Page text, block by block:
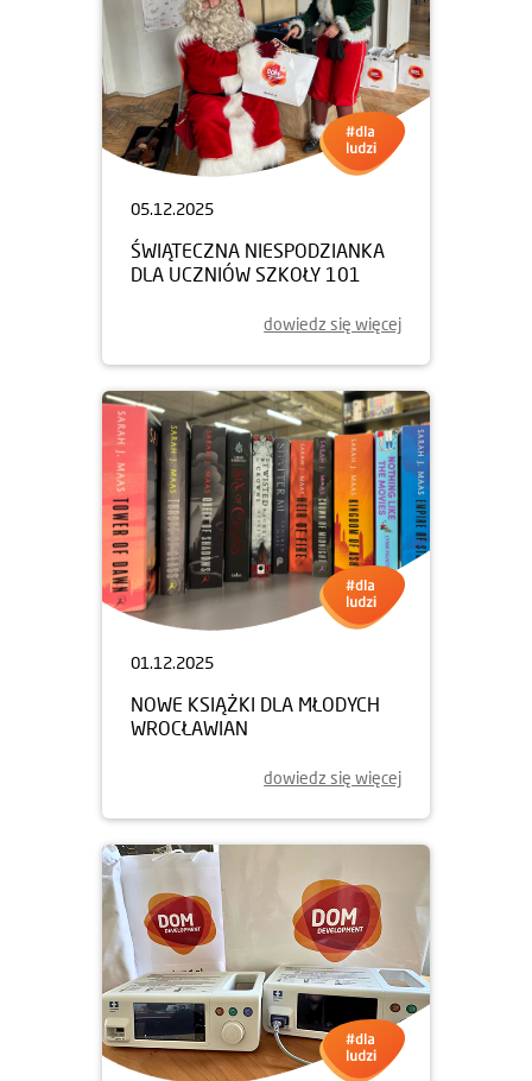
05.12.2025
ŚWIĄTECZNA NIESPODZIANKA
DLA UCZNIÓW SZKOŁY 101
dowiedz się więcej
01.12.2025
NOWE KSIĄŻKI DLA MŁODYCH
WROCŁAWIAN
dowiedz się więcej